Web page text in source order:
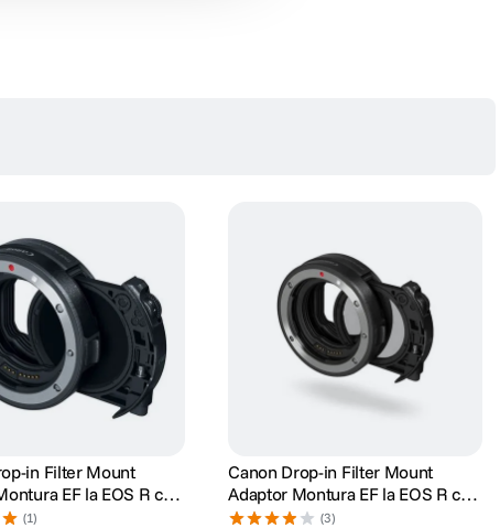
in Filter Mount
EF la EOS R cu
(1)
Canon Drop-in Filter Mount
Adaptor Montura EF la EOS R cu
Filtru Circular de Polarizare
(3)